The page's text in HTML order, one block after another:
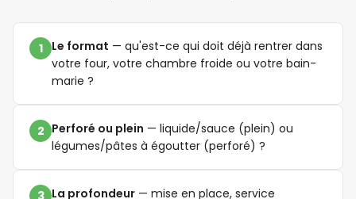
Le format — qu'est-ce qui doit déjà rentrer dans
votre four, votre chambre froide ou votre bain-
marie ?
Perforé ou plein — liquide/sauce (plein) ou
légumes/pâtes à égoutter (perforé) ?
La profondeur — mise en place, service